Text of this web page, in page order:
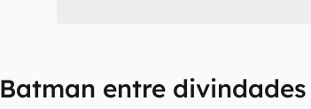
Batman entre divindades